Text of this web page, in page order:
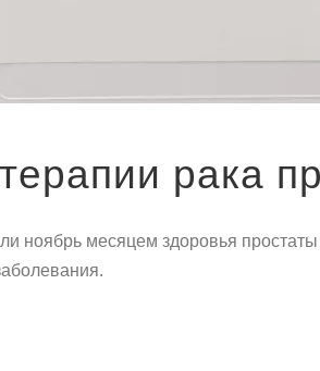
рака
ноябрь месяцем здоровья